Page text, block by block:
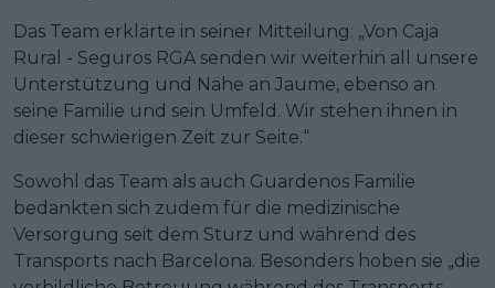
Das Team erklärte in seiner Mitteilung: „Von Caja
Rural - Seguros RGA senden wir weiterhin all unsere
Unterstützung und Nähe an Jaume, ebenso an
seine Familie und sein Umfeld. Wir stehen ihnen in
dieser schwierigen Zeit zur Seite.“
Sowohl das Team als auch Guardenos Familie
bedankten sich zudem für die medizinische
Versorgung seit dem Sturz und während des
Transports nach Barcelona. Besonders hoben sie „die